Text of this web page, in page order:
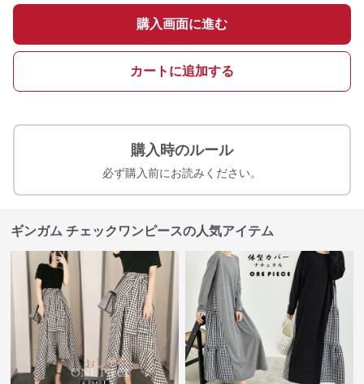
購入画面に進む
カートに追加する
購入時のルール
必ず購入前にお読みください。
ギンガム チェックワンピースの人気アイテム